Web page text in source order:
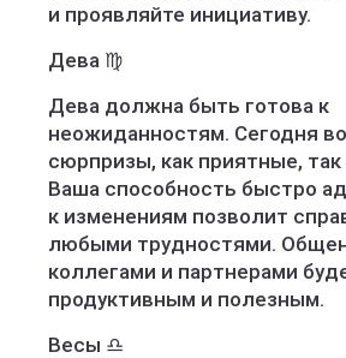
и проявляйте инициативу.
Дева ♍️
Дева должна быть готова к
неожиданностям. Сегодня
сюрпризы, как приятные, так
Ваша способность быстро
к изменениям позволит
любыми трудностями.
коллегами и партнерами
продуктивным и полезным.
Весы ♎️